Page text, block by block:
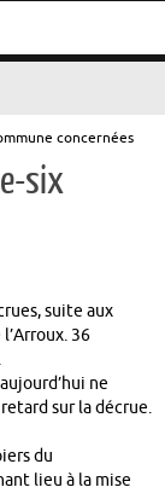
concernées
six
suite aux
36
ne
sur la décrue.
du
lieu à la mise